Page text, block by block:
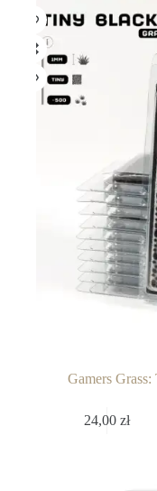
Gamers
24,00zł